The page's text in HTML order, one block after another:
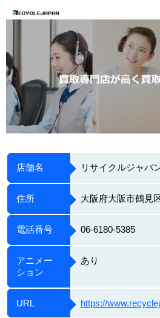
店舗名 リサイクルジャパ
住所 大阪府大阪市鶴見
電話番号 06-6180-5385
アニメー
ション
あり
URL https://